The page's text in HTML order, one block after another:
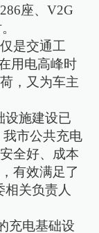
座、V2G
是交通工
用电高峰时
，又为车主
设施建设已
我市公共充电
全好、成本
有效满足了
相关负责人
充电基础设